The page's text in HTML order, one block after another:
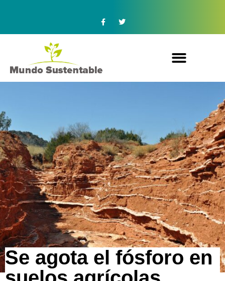
Se agota el fósforo en